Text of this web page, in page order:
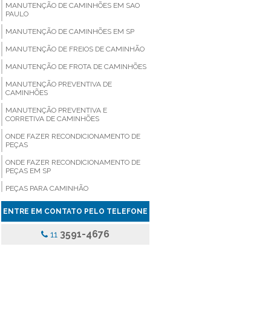
MANUTENÇÃO DE CAMINHÕES EM SAO
PAULO
MANUTENÇÃO DE CAMINHÕES EM SP
MANUTENÇÃO DE FREIOS DE CAMINHÃO
MANUTENÇÃO DE FROTA DE CAMINHÕES
MANUTENÇÃO PREVENTIVA DE
CAMINHÕES
MANUTENÇÃO PREVENTIVA E
CORRETIVA DE CAMINHÕES
ONDE FAZER RECONDICIONAMENTO DE
PEÇAS
ONDE FAZER RECONDICIONAMENTO DE
PEÇAS EM SP
PEÇAS PARA CAMINHÃO
PEÇAS PARA CAMINHÃO EM SÃO PAULO
PEÇAS PARA CAMINHÃO PREÇO
ENTRE EM CONTATO PELO TELEFONE
11 3591-4676